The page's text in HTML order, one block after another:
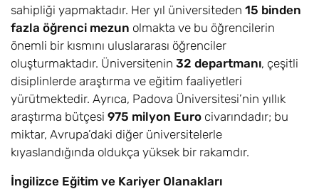
sahipliği yapmaktadır. Her yıl üniversiteden 15 binden
fazla öğrenci mezun olmakta ve bu öğrencilerin
önemli bir kısmını uluslararası öğrenciler
oluşturmaktadır. Üniversitenin 32 departmanı, çeşitli
disiplinlerde araştırma ve eğitim faaliyetleri
yürütmektedir. Ayrıca, Padova Üniversitesi’nin yıllık
araştırma bütçesi 975 milyon Euro civarındadır; bu
miktar, Avrupa’daki diğer üniversitelerle
kıyaslandığında oldukça yüksek bir rakamdır.
İngilizce Eğitim ve Kariyer Olanakları